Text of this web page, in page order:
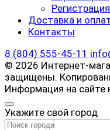
Доставка и
Контакты
8 (804) 555-45-11
© 2026 Интернет-
защищены.
Информация на сайте
Укажите свой город